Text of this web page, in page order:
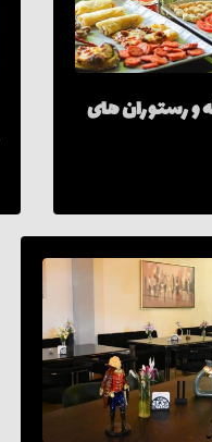
و رستوران های